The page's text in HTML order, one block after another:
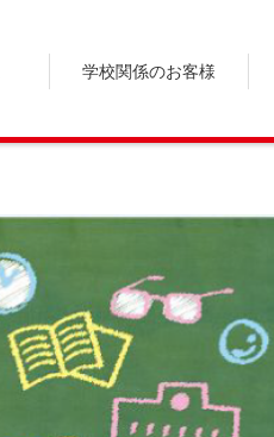
学校関係のお客様